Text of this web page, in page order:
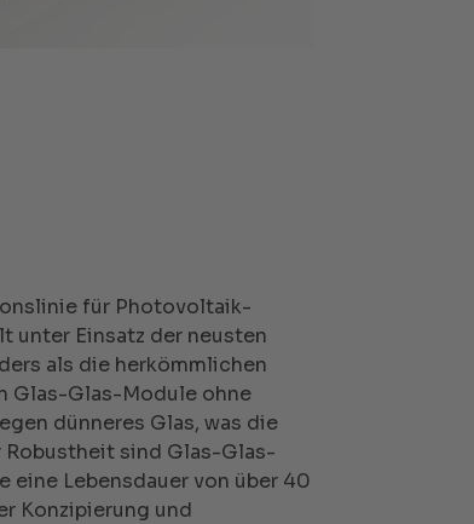
für Photovoltaik-
unter Einsatz der neusten
als die herkömmlichen
Glas-Glas-Module ohne
dünneres Glas, was die
Robustheit sind Glas-Glas-
eine Lebensdauer von über 40
Konzipierung und